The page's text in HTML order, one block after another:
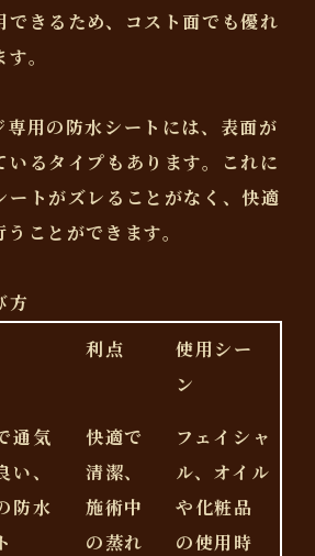
できるため、コスト面でも優れ
。
専用の防水シートには、表面が
いるタイプもあります。これに
ートがズレることがなく、快適
ことができます。
方
利点
使用シー
ン
通気
い、
防水
快適で
清潔、
施術中
の蒸れ
フェイシャ
ル、オイル
や化粧品
の使用時